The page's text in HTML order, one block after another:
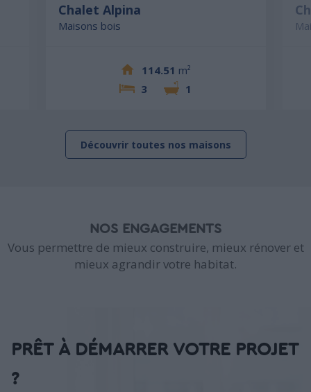
Chalet Alpina
Maisons bois
114.51 m²
3
1
Découvrir toutes nos maisons
NOS ENGAGEMENTS
Vous permettre de mieux construire, mieux rénover et
mieux agrandir votre habitat.
PRÊT À DÉMARRER VOTRE PROJET
?